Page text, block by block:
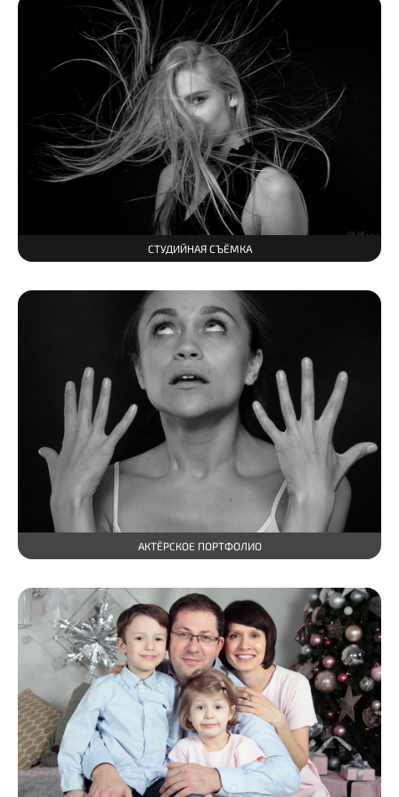
СТУДИЙНАЯ СЪЁМКА
АКТЁРСКОЕ ПОРТФОЛИО